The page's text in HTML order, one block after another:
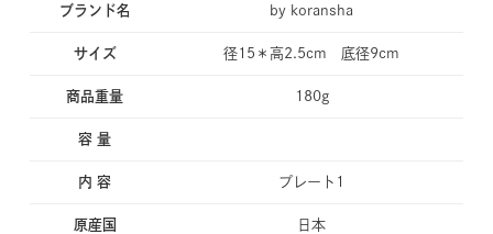
ブランド名 by koransha
サイズ 径15＊高2.5cm 底径9cm
商品重量 180g
容 量
内 容 プレート1
原産国 日本